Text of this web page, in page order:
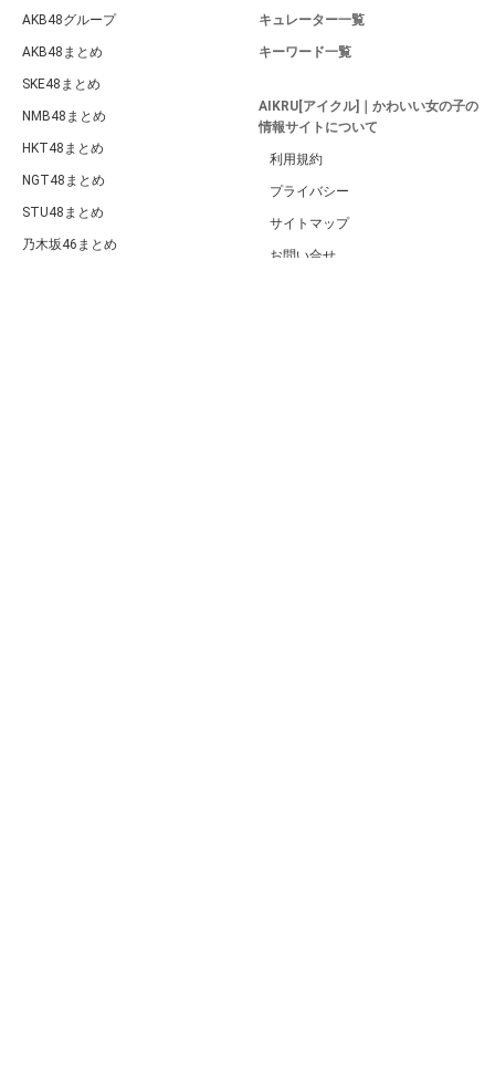
AKB48グループ
AKB48まとめ
SKE48まとめ
NMB48まとめ
HKT48まとめ
NGT48まとめ
STU48まとめ
乃木坂46まとめ
キュレーター一覧
キーワード一覧
AIKRU[アイクル]｜かわいい女の子の
情報サイトについて
利用規約
プライバシー
サイトマップ
お問い合せ